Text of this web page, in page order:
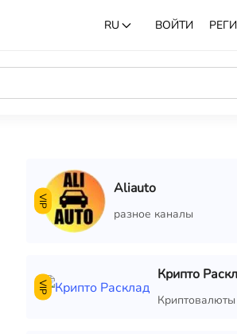
RU ВОЙТИ
VIP
Aliauto
разное каналы
VIP
Крипто